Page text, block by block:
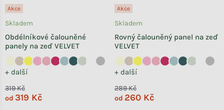
Akce
Obdélníkové čalouněné
panely na zeď VELVET
+ další
Skladem
319 Kč
od 319 Kč
Akce
Rovný čalouněný panel na zeď
VELVET
+ další
Skladem
289 Kč
od 260 Kč